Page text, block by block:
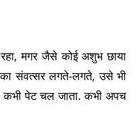
मगर जैसे कोई अशुभ छाया
संवत्सर लगते-लगते, उसे भी
कभी पेट चल जाता. कभी अपच